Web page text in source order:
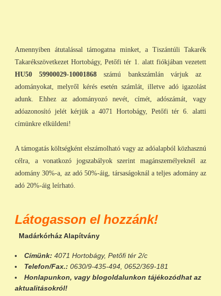
Amennyiben átutalással támogatna minket, a Tiszántúli Takarék
Takarékszövetkezet Hortobágy, Petőfi tér 1. alatt fiókjában vezetett
HU50 59900029-10001868 számú bankszámlán várjuk az
adományokat, melyről kérés esetén számlát, illetve adó igazolást
adunk. Ehhez az adományozó nevét, címét, adószámát, vagy
adóazonosító jelét kérjük a 4071 Hortobágy, Petőfi tér 6. alatti
címünkre elküldeni!
A támogatás költségként elszámolható vagy az adóalapból közhasznú
célra, a vonatkozó jogszabályok szerint magánszemélyeknél az
adomány 30%-a, az adó 50%-áig, társaságoknál a teljes adomány az
adó 20%-áig leírható.
Látogasson el hozzánk!
Madárkórház Alapítvány
Címünk: 4071 Hortobágy, Petőfi tér 2/c
Telefon/Fax.: 0630/9-435-494, 0652/369-181
Honlapunkon, vagy blogoldalunkon tájékozódhat az
aktualitásokról!